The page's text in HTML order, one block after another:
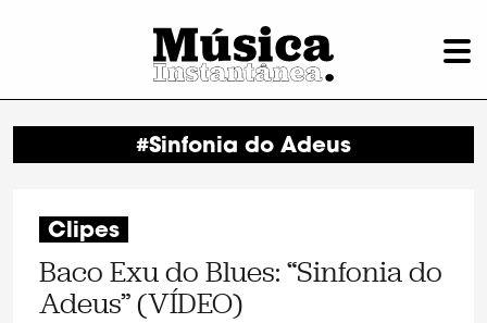
#Sinfonia do Adeus
Clipes
Baco Exu do Blues: “Sinfonia do
Adeus” (VÍDEO)